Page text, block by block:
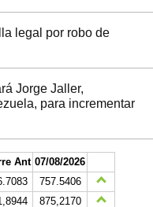
legal por robo de
Jorge Jaller,
para incrementar
Ant 07/08/2026
757.5406
875,2170